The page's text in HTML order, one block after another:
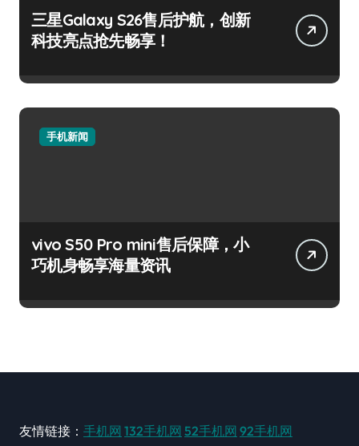
三星Galaxy S26售后护航，创新
科技亮点抢先畅享！
手机新闻
vivo S50 Pro mini售后保障，小
巧机身畅享海量资讯
友情链接： 手机网 132手机网 52手机网 92手机网